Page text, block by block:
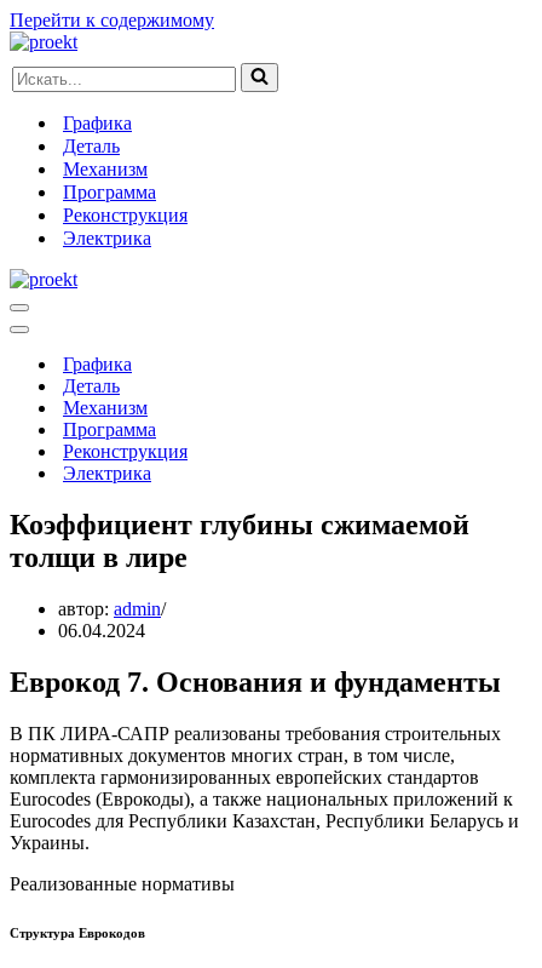
Перейти к содержимому
Искать...
Графика
Деталь
Механизм
Программа
Реконструкция
Электрика
Меню
навигации
Меню
навигацииГрафика
Деталь
Механизм
Программа
Реконструкция
Электрика
Коэффициент глубины сжимаемой
толщи в лире
автор: admin
06.04.2024
Еврокод 7. Основания и фундаменты
В ПК ЛИРА-САПР реализованы требования строительных
нормативных документов многих стран, в том числе,
комплекта гармонизированных европейских стандартов
Eurocodes (Еврокоды), а также национальных приложений к
Eurocodes для Республики Казахстан, Республики Беларусь и
Украины.
Реализованные нормативы
Структура Еврокодов